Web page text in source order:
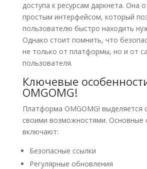
доступа к ресурсам даркнета. Она
простым интерфейсом, который
пользователю быстро находить
Однако стоит помнить, что
не только от платформы, но и от
пользователя.
Ключевые
OMGOMG!
Платформа OMGOMG! выделяется
своими возможностями. Основные
включают:
Безопасные ссылки
Регулярные обновления